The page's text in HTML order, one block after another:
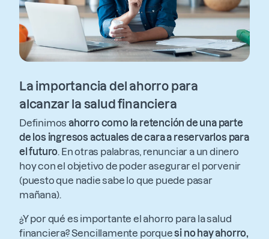
La importancia del ahorro para
alcanzar la salud financiera
Definimos ahorro como la retención de una parte
de los ingresos actuales de cara a reservarlos para
el futuro. En otras palabras, renunciar a un dinero
hoy con el objetivo de poder asegurar el porvenir
(puesto que nadie sabe lo que puede pasar
mañana).
¿Y por qué es importante el ahorro para la salud
financiera? Sencillamente porquesi no hay ahorro,